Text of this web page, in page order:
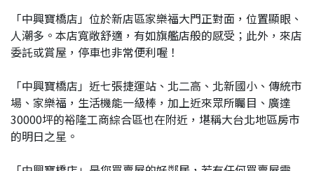
「中興寶橋店」位於新店區家樂福大門正對面，位置顯眼、
人潮多。本店寬敞舒適，有如旗艦店般的感受；此外，來店
委託或賞屋，停車也非常便利喔！
「中興寶橋店」近七張捷運站、北二高、北新國小、傳統市
場、家樂福，生活機能一級棒，加上近來眾所矚目、廣達
30000坪的裕隆工商綜合區也在附近，堪稱大台北地區房市
的明日之星。